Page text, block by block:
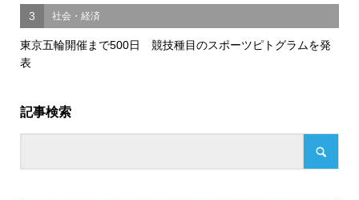
3 社会・経済
東京五輪開催まで500日 競技種目のスポーツピトグラムを発
表
記事検索